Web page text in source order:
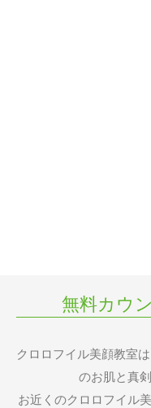
無料カウ
クロロフイル美顔教室
のお肌と真
お近くのクロロフイル